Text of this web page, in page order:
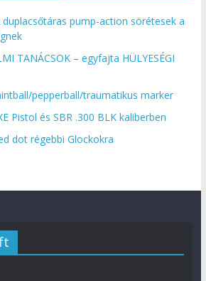
duplacsőtáras pump-action sörétesek a
TANÁCSOK – egyfajta HÜLYESÉGI
pepperball/traumatikus marker
Pistol és SBR .300 BLK kaliberben
dot régebbi Glockokra